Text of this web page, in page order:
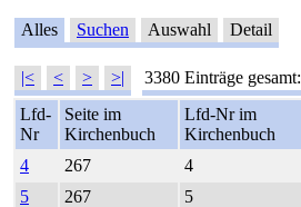
Alles Suchen Auswahl Detail
|< < > >| 3380 Einträge gesamt:
Lfd-
Nr
Seite im
Kirchenbuch
Lfd-Nr im
Kirchenbuch
4
267 4
5
267 5